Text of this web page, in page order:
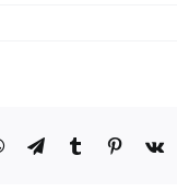
WhatsApp
TelegramTumblrPinterest
Vk